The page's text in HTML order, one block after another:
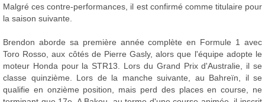
Malgré ces contre-performances, il est confirmé comme titulaire pour
la saison suivante.
Brendon aborde sa première année complète en Formule 1 avec
Toro Rosso, aux côtés de Pierre Gasly, alors que l'équipe adopte le
moteur Honda pour la STR13. Lors du Grand Prix d'Australie, il se
classe quinzième. Lors de la manche suivante, au Bahreïn, il se
qualifie en onzième position, mais perd des places en course, ne